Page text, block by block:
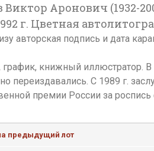
Аронович (1932-
г. Цветная
авторская подпись и дата
книжный иллюстратор.
переиздавались. С 1989 г.
премии России за
предыдущий лот